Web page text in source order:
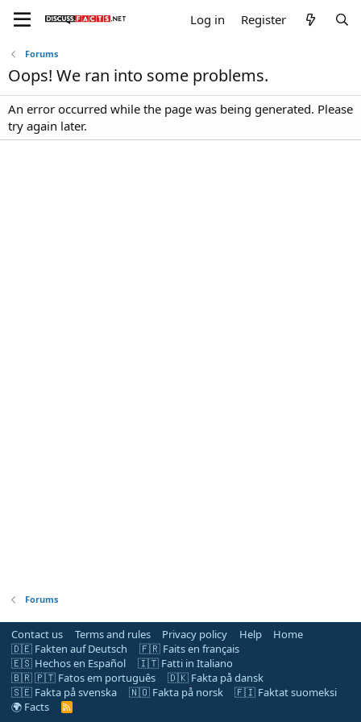
Log in Register
Forums
Oops! We ran into some problems.
An error occurred while the page was being generated. Please
try again later.
Forums
Contact us Terms and rules Privacy policy Help
Home
🇩🇪 Fakten auf Deutsch
🇫🇷 Faits en français
🇪🇸 Hechos en Español
🇮🇹 Fatti in Italiano
🇧🇷 🇵🇹 Fatos em português
🇩🇰 Fakta på dansk
🇸🇪 Fakta på svenska
🇳🇴 Fakta på norsk
🇫🇮 Faktat suomeksi
🌍 Facts
R